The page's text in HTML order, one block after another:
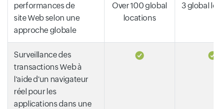
performances de
site Web selon une
approche globale
Over 100 global
locations
3 global
Surveillance des
transactions Web à
l'aide d'un navigateur
réel pour les
applications dans une